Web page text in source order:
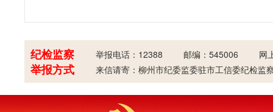
纪检监察 举报电话：12388 邮编：545006 网
举报方式 来信请寄：柳州市纪委监委驻市工信委纪检监